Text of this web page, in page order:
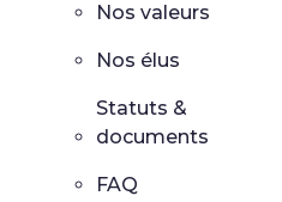
Nos valeurs
Nos élus
Statuts &
documents
FAQ